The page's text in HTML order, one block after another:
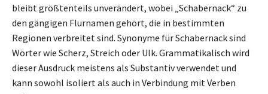
bleibt größtenteils unverändert, wobei „Schabernack“ zu
den gängigen Flurnamen gehört, die in bestimmten
Regionen verbreitet sind. Synonyme für Schabernack sind
Wörter wie Scherz, Streich oder Ulk. Grammatikalisch wird
dieser Ausdruck meistens als Substantiv verwendet und
kann sowohl isoliert als auch in Verbindung mit Verben